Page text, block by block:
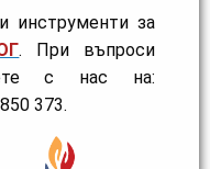
инструменти за
. При въпроси
с нас на:
373.